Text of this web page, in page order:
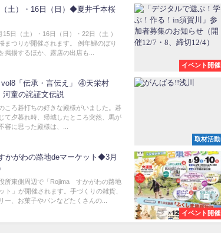
土）・16日（日）◆夏井千本桜
15日（土）・16日（日）・22日（土 ）
まつりが開催されます。 例年鯉のぼり
掲揚するほか、露店の出店も...
イベント開催
「伝承・言伝え」 ④天栄村
童の詫証文伝説
ころ碁打ちの好きな殿様がいました。碁
て夕暮れ時、帰城したところ突然、馬が
審に思った殿様は、...
取材活動
かがわの路地deマーケット◆3月
所東側周辺で「Rojima すかがわの路地
ト」が開催されます。手づくりの雑貨、
ー、お菓子やパンなどたくさんの...
イベント開催